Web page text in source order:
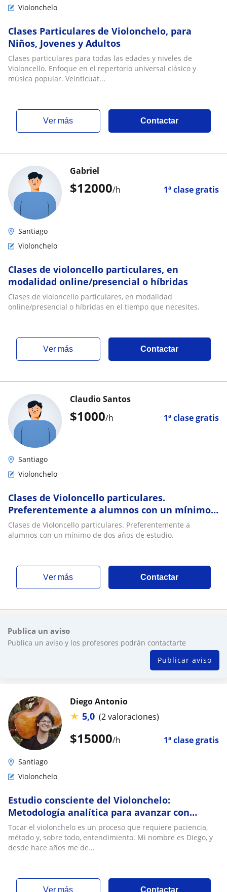
Violonchelo
Clases Particulares de Violonchelo, para
Niños, Jovenes y Adultos
Clases particulares para todas las edades y niveles de
Violoncello. Enfoque en el repertorio universal clásico y
música popular. Veinticuat...
ver más Contactar
$12000/h 1ª clase gratis
Gabriel
Santiago
Violonchelo
Clases de violoncello particulares, en
modalidad online/presencial o híbridas
Clases de violoncello particulares, en modalidad
online/presencial o híbridas en el tiempo que necesites.
ver más Contactar
$1000/h 1ª clase gratis
Claudio Santos
Santiago
Violonchelo
Clases de Violoncello particulares.
Preferentemente a alumnos con un mínimo
de dos años de estudio
Clases de Violoncello particulares. Preferentemente a
alumnos con un mínimo de dos años de estudio.
ver más Contactar
Publica un aviso
Publica un aviso y los profesores podrán contactarte
Publicar aviso
$15000/h 1ª clase gratis
Diego Antonio
★ 5,0 (2 valoraciones)
Santiago
Violonchelo
Estudio consciente del Violonchelo:
Metodología analítica para avanzar con
seguridad
Tocar el violonchelo es un proceso que requiere paciencia,
método y, sobre todo, entendimiento. Mi nombre es Diego, y
desde hace años me de...
ver más Contactar